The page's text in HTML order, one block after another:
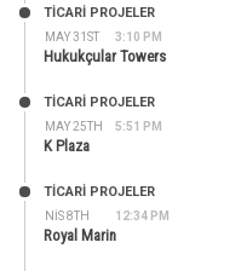
MAY 31ST 3:10 PM
TİCARİ PROJELER
Hukukçular Towers
MAY 25TH 5:51 PM
TİCARİ PROJELER
K Plaza
NIS 8TH 12:34 PM
TİCARİ PROJELER
Royal Marin